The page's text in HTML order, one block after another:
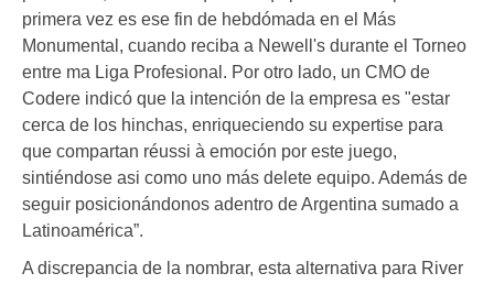
primera vez es ese fin de hebdómada en el Más
Monumental, cuando reciba a Newell's durante el Torneo
entre ma Liga Profesional. Por otro lado, un CMO de
Codere indicó que la intención de la empresa es "estar
cerca de los hinchas, enriqueciendo su expertise para
que compartan réussi à emoción por este juego,
sintiéndose asi como uno más delete equipo. Además de
seguir posicionándonos adentro de Argentina sumado a
Latinoamérica”.
A discrepancia de la nombrar, esta alternativa para River